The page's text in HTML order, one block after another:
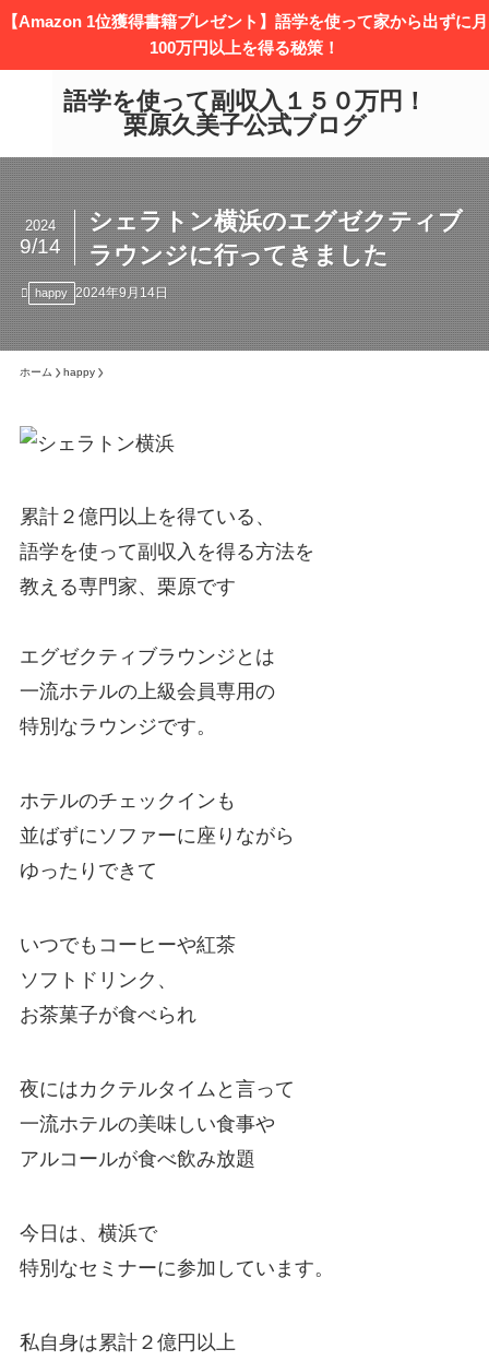
【Amazon 1位獲得書籍プレゼント】語学を使って家から出ずに月
100万円以上を得る秘策！
語学を使って副収入１５０万円！
栗原久美子公式ブログ
シェラトン横浜のエグゼクティブ
ラウンジに行ってきました
2024
9/14
happy 2024年9月14日
ホーム happy
累計２億円以上を得ている、
語学を使って副収入を得る方法を
教える専門家、栗原です
エグゼクティブラウンジとは
一流ホテルの上級会員専用の
特別なラウンジです。
ホテルのチェックインも
並ばずにソファーに座りながら
ゆったりできて
いつでもコーヒーや紅茶
ソフトドリンク、
お茶菓子が食べられ
夜にはカクテルタイムと言って
一流ホテルの美味しい食事や
アルコールが食べ飲み放題
今日は、横浜で
特別なセミナーに参加しています。
私自身は累計２億円以上